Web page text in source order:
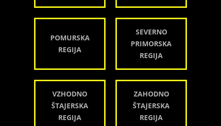
POMURSKA
REGIJA
SEVERNO
PRIMORSKA
REGIJA
VZHODNO
ŠTAJERSKA
REGIJA
ZAHODNO
ŠTAJERSKA
REGIJA